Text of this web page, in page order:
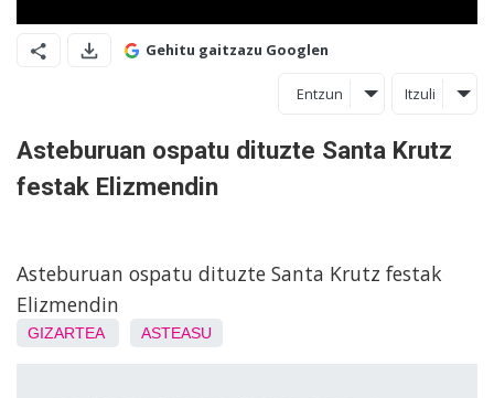
Gehitu gaitzazu Googlen
Entzun Itzuli
Asteburuan ospatu dituzte Santa Krutz
festak Elizmendin
Asteburuan ospatu dituzte Santa Krutz festak
Elizmendin
GIZARTEA ASTEASU